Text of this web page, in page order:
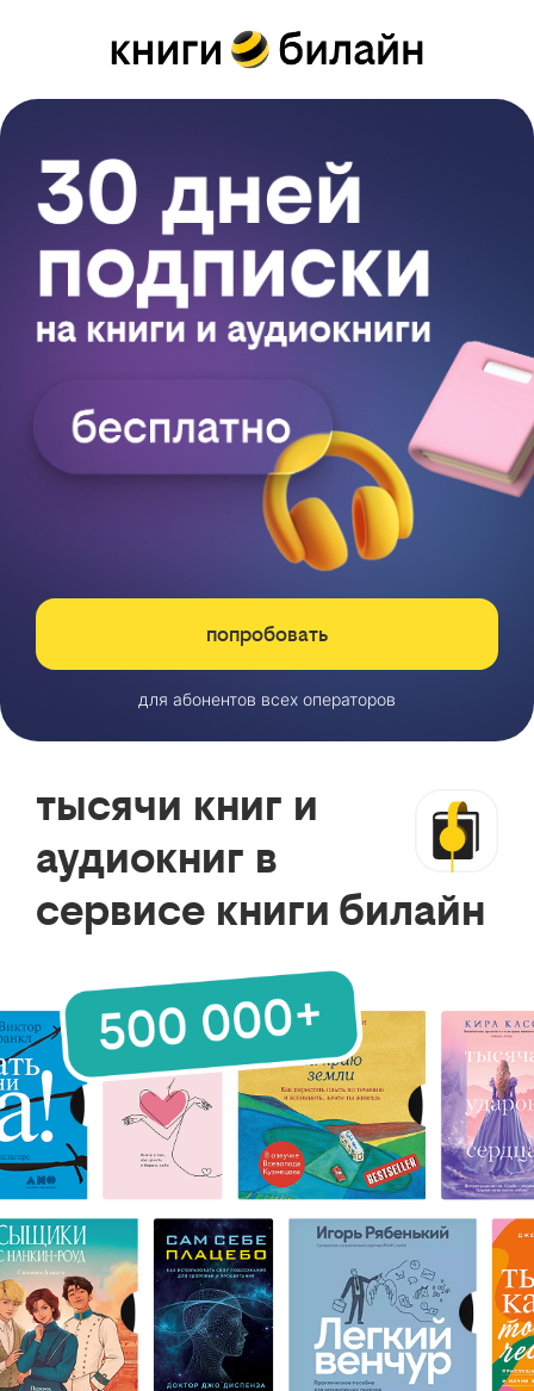
попробовать
для абонентов всех операторов
тысячи книг и
аудиокниг в
сервисе книги билайн